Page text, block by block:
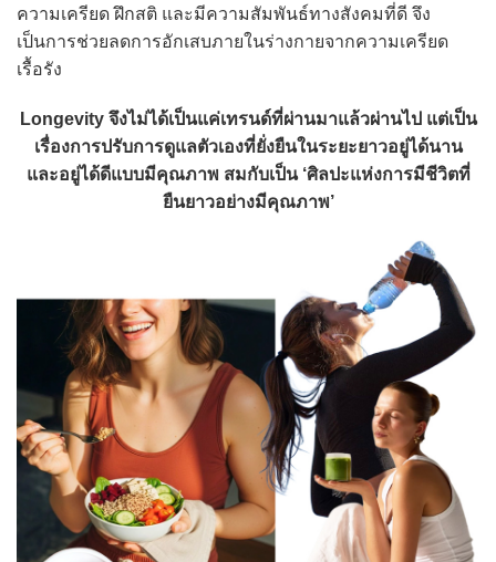
ความเครียด ฝึกสติ และมีความสัมพันธ์ทางสังคมที่ดี จึง
เป็นการช่วยลดการอักเสบภายในร่างกายจากความเครียด
เรื้อรัง
Longevity จึงไม่ได้เป็นแค่เทรนด์ที่ผ่านมาแล้วผ่านไป แต่เป็น
เรื่องการปรับการดูแลตัวเองที่ยั่งยืนในระยะยาวอยู่ได้นาน
และอยู่ได้ดีแบบมีคุณภาพ สมกับเป็น ‘ศิลปะแห่งการมีชีวิตที่
ยืนยาวอย่างมีคุณภาพ’